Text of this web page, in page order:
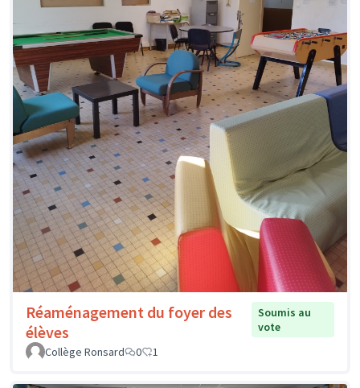
Réaménagement du foyer des
élèves
Soumis au
vote
Collège Ronsard
0 1